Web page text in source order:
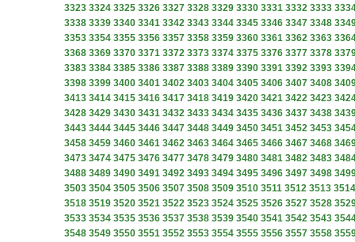
3323 3324 3325 3326 3327 3328 3329 3330 3331 3332 3333
3338 3339 3340 3341 3342 3343 3344 3345 3346 3347 3348
3353 3354 3355 3356 3357 3358 3359 3360 3361 3362 3363
3368 3369 3370 3371 3372 3373 3374 3375 3376 3377 3378
3383 3384 3385 3386 3387 3388 3389 3390 3391 3392 3393
3398 3399 3400 3401 3402 3403 3404 3405 3406 3407 3408
3413 3414 3415 3416 3417 3418 3419 3420 3421 3422 3423
3428 3429 3430 3431 3432 3433 3434 3435 3436 3437 3438
3443 3444 3445 3446 3447 3448 3449 3450 3451 3452 3453
3458 3459 3460 3461 3462 3463 3464 3465 3466 3467 3468
3473 3474 3475 3476 3477 3478 3479 3480 3481 3482 3483
3488 3489 3490 3491 3492 3493 3494 3495 3496 3497 3498
3503 3504 3505 3506 3507 3508 3509 3510 3511 3512 3513 3514
3518 3519 3520 3521 3522 3523 3524 3525 3526 3527 3528
3533 3534 3535 3536 3537 3538 3539 3540 3541 3542 3543
3548 3549 3550 3551 3552 3553 3554 3555 3556 3557 3558